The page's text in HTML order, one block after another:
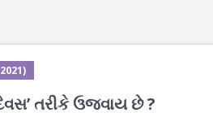
તરીકે ઉજવાય છે ?